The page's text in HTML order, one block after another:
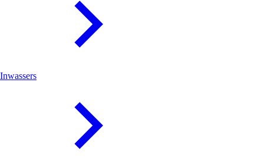
Inwassers